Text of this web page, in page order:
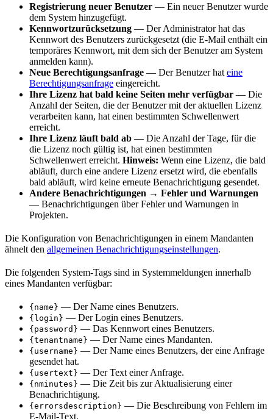
Registrierung neuer Benutzer — Ein neuer Benutzer wurde
dem System hinzugefügt.
Kennwortzurücksetzung — Der Administrator hat das
Kennwort des Benutzers zurückgesetzt (die E-Mail enthält ein
temporäres Kennwort, mit dem sich der Benutzer am System
anmelden kann).
Neue Berechtigungsanfrage — Der Benutzer hat eine
Berechtigungsanfrage eingereicht.
Ihre Lizenz hat bald keine Seiten mehr verfügbar — Die
Anzahl der Seiten, die der Benutzer mit der aktuellen Lizenz
verarbeiten kann, hat einen bestimmten Schwellenwert
erreicht.
Ihre Lizenz läuft bald ab — Die Anzahl der Tage, für die
die Lizenz noch gültig ist, hat einen bestimmten
Schwellenwert erreicht. Hinweis: Wenn eine Lizenz, die bald
abläuft, durch eine andere Lizenz ersetzt wird, die ebenfalls
bald abläuft, wird keine erneute Benachrichtigung gesendet.
Andere Benachrichtigungen → Fehler und Warnungen
— Benachrichtigungen über Fehler und Warnungen in
Projekten.
Die Konfiguration von Benachrichtigungen in einem Mandanten
ähnelt den allgemeinen Benachrichtigungseinstellungen.
Die folgenden System-Tags sind in Systemmeldungen innerhalb
eines Mandanten verfügbar:
{name} — Der Name eines Benutzers.
{login} — Der Login eines Benutzers.
{password} — Das Kennwort eines Benutzers.
{tenantname} — Der Name eines Mandanten.
{username} — Der Name eines Benutzers, der eine Anfrage
gesendet hat.
{usertext} — Der Text einer Anfrage.
{nminutes} — Die Zeit bis zur Aktualisierung einer
Benachrichtigung.
{errorsdescription} — Die Beschreibung von Fehlern im
E-Mail-Text.